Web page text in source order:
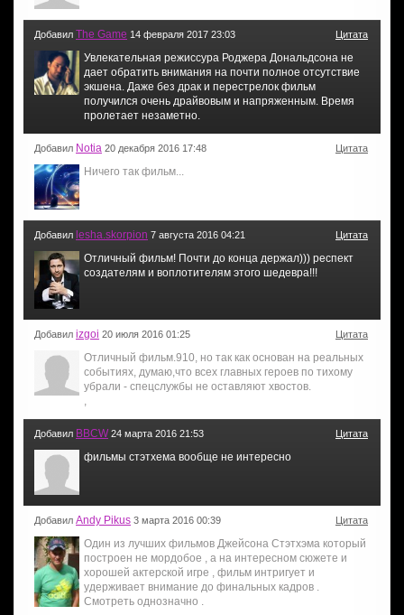
Добавил The Game 14 февраля 2017 23:03 Цитата
Увлекательная режиссура Роджера Дональдсона не
дает обратить внимания на почти полное отсутствие
экшена. Даже без драк и перестрелок фильм
получился очень драйвовым и напряженным. Время
пролетает незаметно.
Добавил Notia 20 декабря 2016 17:48 Цитата
Ничего так фильм...
Добавил lesha.skorpion 7 августа 2016 04:21 Цитата
Отличный фильм! Почти до конца держал))) респект
создателям и воплотителям этого шедевра!!!
Добавил izgoi 20 июля 2016 01:25 Цитата
Отличный фильм.910, но так как основан на реальных
событиях, думаю,что всех главных героев по тихому
убрали - спецслужбы не оставляют хвостов.
,
Добавил BBCW 24 марта 2016 21:53 Цитата
фильмы стэтхема вообще не интересно
Добавил Andy Pikus 3 марта 2016 00:39 Цитата
Один из лучших фильмов Джейсона Стэтхэма который
построен не мордобое , а на интересном сюжете и
хорошей актерской игре , фильм интригует и
удерживает внимание до финальных кадров .
Смотреть однозначно .